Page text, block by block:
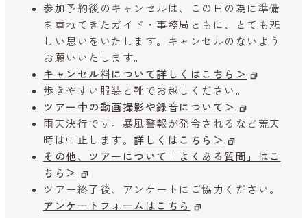
参加予約後のキャンセルは、この日の為に準備
を重ねてきたガイド・事務局ともに、とても悲
しい思いをいたします。キャンセルのないよう
お願いいたします。
キャンセル料について詳しくはこちら＞
歩きやすい服装と靴でお越しください。
ツアー中の動画撮影や録音について＞
雨天決行です。暴風警報が発令されるなど荒天
時は中止します。 詳しくはこちら＞
その他、ツアーについて「よくある質問」はこ
ちら＞
ツアー終了後、アンケートにご協力ください。
アンケートフォームはこちら